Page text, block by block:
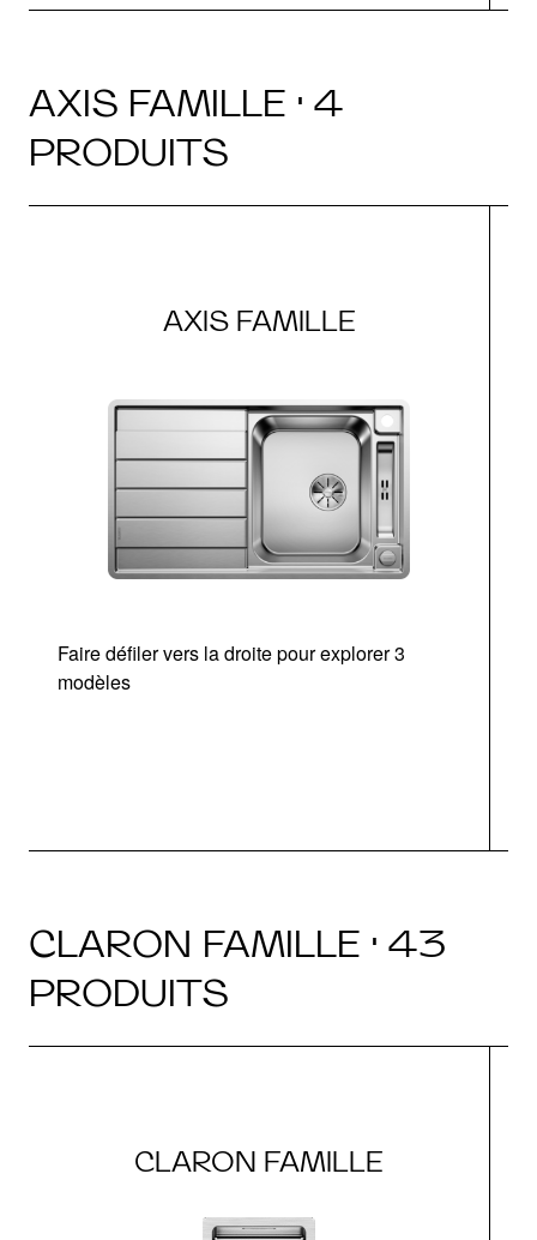
AXIS FAMILLE · 4
PRODUITS
AXIS FAMILLE
Faire défiler vers la droite pour explorer 3
modèles
CLARON FAMILLE · 43
PRODUITS
CLARON FAMILLE